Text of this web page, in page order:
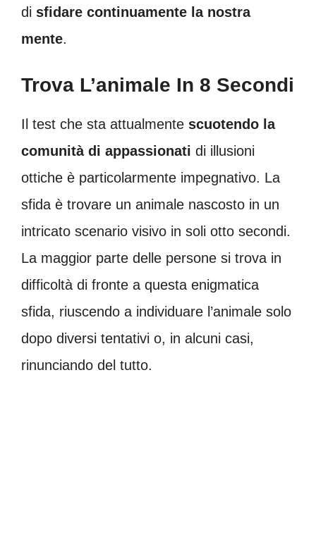
di sfidare continuamente la nostra
mente.
Trova L’animale In 8 Secondi
Il test che sta attualmente scuotendo la
comunità di appassionati di illusioni
ottiche è particolarmente impegnativo. La
sfida è trovare un animale nascosto in un
intricato scenario visivo in soli otto secondi.
La maggior parte delle persone si trova in
difficoltà di fronte a questa enigmatica
sfida, riuscendo a individuare l’animale solo
dopo diversi tentativi o, in alcuni casi,
rinunciando del tutto.